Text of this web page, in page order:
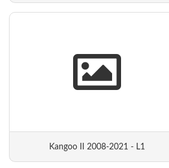
Kangoo II 2008-2021 - L1